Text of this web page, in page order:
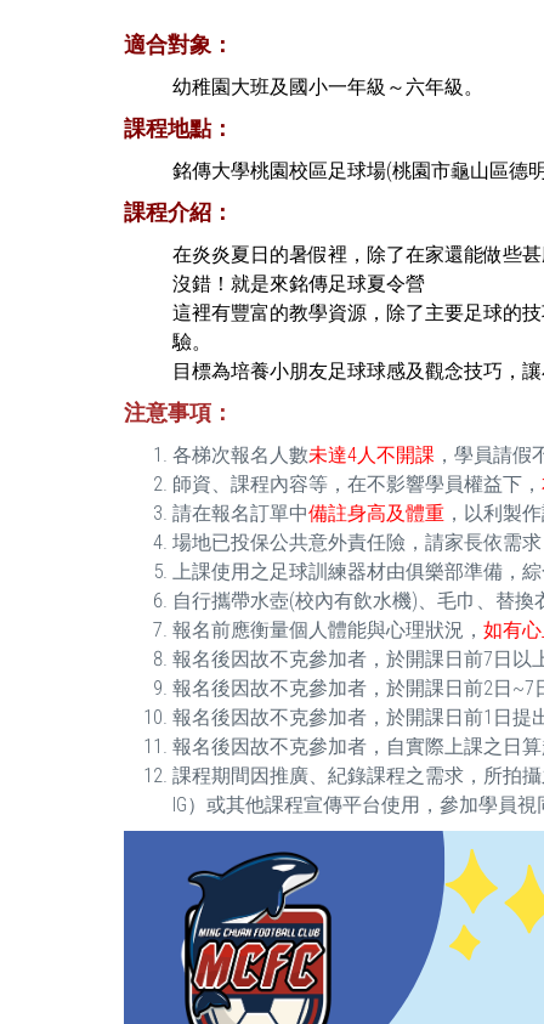
適合對象：
幼稚園大班及國小一年級～六年級。
課程地點：
銘傳大學桃園校區足球場(桃園市龜山區德
課程介紹：
在炎炎夏日的暑假裡，除了在家還能做些
沒錯！就是來銘傳足球夏令營
這裡有豐富的教學資源，除了主要足球的
驗。
目標為培養小朋友足球球感及觀念技巧，
注意事項：
各梯次報名人數未達4人不開課 ，學員請假
師資、課程內容等，在不影響學員權益下，
請在報名訂單中備註身高及體重 ，以利製
場地已投保公共意外責任險，請家長依需
上課使用之足球訓練器材由俱樂部準備，
自行攜帶水壺(校內有飲水機)、毛巾、替換
報名前應衡量個人體能與心理狀況， 如有
報名後因故不克參加者，於開課日前7日以
報名後因故不克參加者，於開課日前2日~7
報名後因故不克參加者，於開課日前1日提
報名後因故不克參加者，自實際上課之日
課程期間因推廣、紀錄課程之需求，所拍
IG）或其他課程宣傳平台使用，參加學員